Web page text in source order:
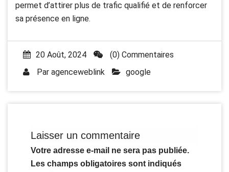
permet d’attirer plus de trafic qualifié et de renforcer
sa présence en ligne.
20 Août, 2024
(0) Commentaires
Par agenceweblink google
Laisser un commentaire
Votre adresse e-mail ne sera pas publiée.
Les champs obligatoires sont indiqués